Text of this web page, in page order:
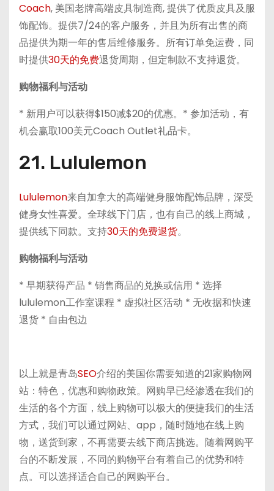
Coach, 美国老牌高端皮具制造商, 提供了优质皮具及服
饰配饰。提供7/24的客户服务，并且为所有出售的商
品提供为期一年的售后维修服务。所有订单免运费，同
时提供30天的免费退货周期，但定制款不支持退货。
购物福利与活动
* 新用户可以获得$150减$20的优惠。* 参加活动，有
机会赢取100美元Coach Outlet礼品卡。
21. Lululemon
Lululemon来自加拿大的高端健身服饰配饰品牌，深受
健身女性喜爱。全球线下门店，也有自己的线上商城，
提供线下同款。支持30天的免费退货。
购物福利与活动
* 早期获得产品 * 销售商品的兑换或信用 * 选择
lululemon工作室课程 * 虚拟社区活动 * 无收据和快速
退货 * 自由包边
以上就是青岛SEO介绍的美国你需要知道的21家购物网
站：特色，优惠和购物政策。网购早已经渗透在我们的
生活的各个方面，线上购物可以极大的便捷我们的生活
方式，我们可以通过网站、app，随时随地在线上购
物，送货到家，不再需要去线下商店挑选。随着网购平
台的不断发展，不同的购物平台有着自己的优势和特
点。可以选择适合自己的网购平台。